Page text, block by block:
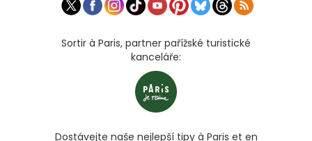
Sortir à Paris, partner pařížské turistické
kanceláře:
Dostávejte naše nejlepší tipy à Paris et en